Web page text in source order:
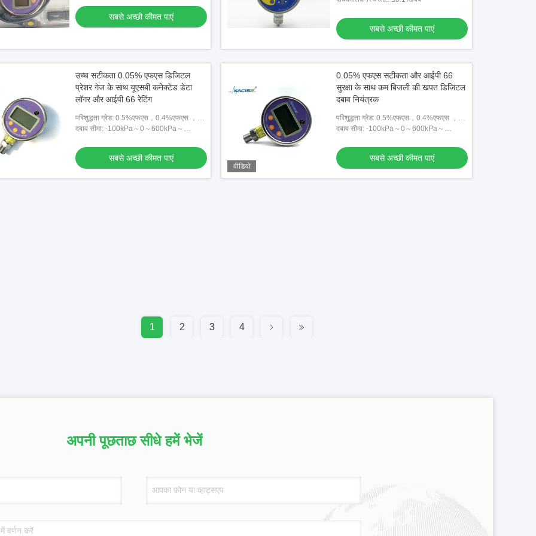
प्रेशर सेंसर सबसे अच्छी कीमत पाएं
सबसे अच्छी कीमत पाएं
उच्च सटीकता 0.05% एफएस डिजिटल
प्रेशर गेज के साथ यूएसबी कनेक्टेड डेटा
लॉगर और आईपी 66 रेटिंग
परिशुद्धता ग्रेड: 0.5%एफएस，0.4%एफएस ，
0.2%एफएस，0.1%एफएस，0.05%एफएस
दबाव सीमा: -100kPa～0～600kPa～
सबसे अच्छी कीमत पाएं
वीडियो
0.05% एफएस सटीकता और आईपी 66
सुरक्षा के साथ कम बिजली की खपत डिजिटल
दबाव नियंत्रक
परिशुद्धता ग्रेड: 0.5%एफएस，0.4%एफएस ，
0.2%एफएस，0.1%एफएस，0.05%एफएस
दबाव सीमा: -100kPa～0～600kPa～
सबसे अच्छी कीमत पाएं
1 2 3 4
अपनी पूछताछ सीधे हमें भेजें